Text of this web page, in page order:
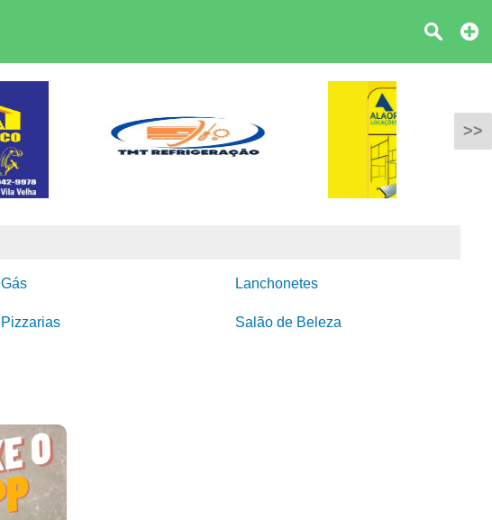
>>
Gás Lanchonetes
Pizzarias Salão de Beleza